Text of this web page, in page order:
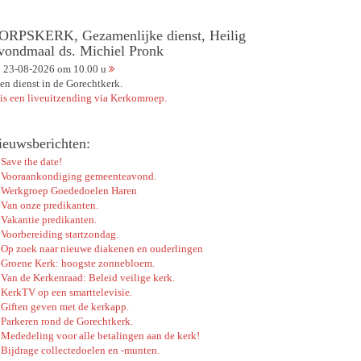
Gezamenlijke dienst, Heilig
ds. Michiel Pronk
23-08-2026 om 10.00 u
dienst in de Gorechtkerk.
een liveuitzending via Kerkomroep.
the date!
gemeenteavond.
Goededoelen Haren
onze predikanten.
predikanten.
startzondag.
zoek naar nieuwe diakenen en ouderlingen
Kerk: hoogste zonnebloem.
de Kerkenraad: Beleid veilige kerk.
op een smarttelevisie.
geven met de kerkapp.
rond de Gorechtkerk.
voor alle betalingen aan de kerk!
collectedoelen en -munten.